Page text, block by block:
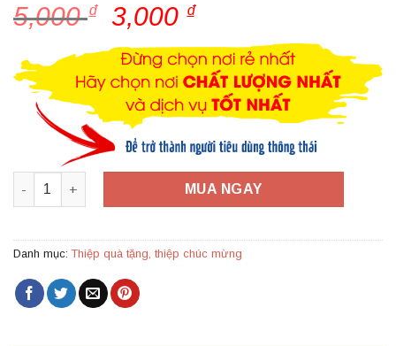
5,000₫
Giá
gốc
là:
5,000 ₫.
3,000 ₫Giá
tại
là:
3,000 ₫.
TM16 – Thiệp Mừng Happy Birthday số lượng
MUA NGAY
Danh mục:Thiệp quà tặng, thiệp chúc mừng